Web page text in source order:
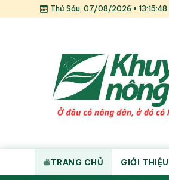
Thứ Sáu, 07/08/2026 • 13:15:49
TRANG CHỦ GIỚI THIỆU